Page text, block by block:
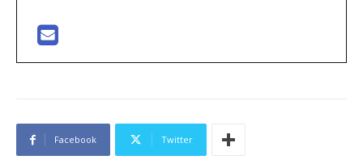
Facebook Twitter